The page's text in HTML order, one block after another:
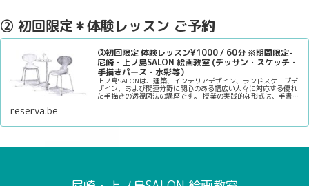
② 初回限定＊体験レッスン ご予約
②初回限定 体験レッスン¥1000 / 60分 ※期間限定-
尼崎・上ノ島SALON 絵画教室 (デッサン・スケッチ・
手描きパース・水彩等）
上ノ島SALONは、建築、インテリアデザイン、ランドスケープデ
ザイン、および関連分野に関心のある幅広い人々に対応する優れ
た手描きの透視図法の講座です。 授業の実践的な形式は、手書き
い人に…
reserva.be